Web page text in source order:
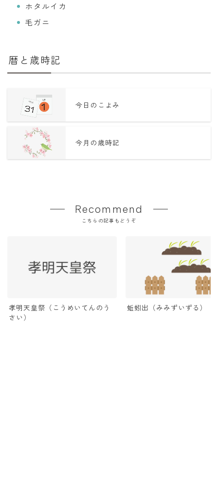
ホタルイカ
毛ガニ
暦と歳時記
今日のこよみ
今月の歳時記
Recommend
こちらの記事もどうぞ
孝明天皇祭（こうめいてんのう
さい）
蚯蚓出（みみずいずる）